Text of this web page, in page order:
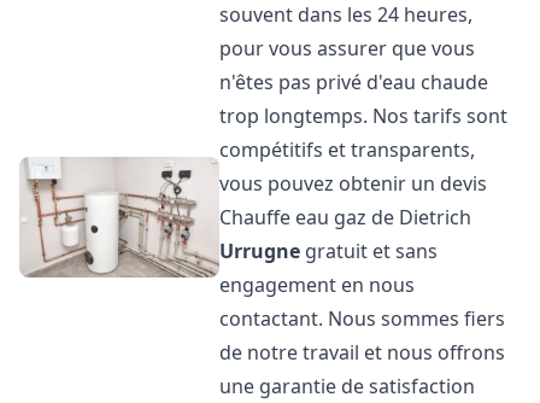
souvent dans les 24 heures,
pour vous assurer que vous
n'êtes pas privé d'eau chaude
trop longtemps. Nos tarifs sont
compétitifs et transparents,
vous pouvez obtenir un devis
Chauffe eau gaz de Dietrich
Urrugne gratuit et sans
engagement en nous
contactant. Nous sommes fiers
de notre travail et nous offrons
une garantie de satisfaction